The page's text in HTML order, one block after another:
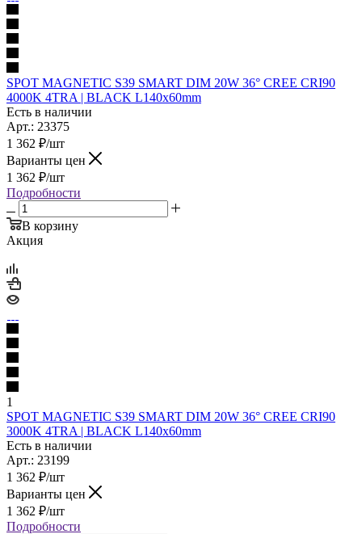
SPOT MAGNETIC S39 SMART DIM 20W 36° CREE CRI90
4000K 4TRA | BLACK L140x60mm
Есть в наличии
Арт.: 23375
1 362 ₽/шт
Варианты цен
1 362 ₽/шт
Подробности
В корзину
Акция
1
SPOT MAGNETIC S39 SMART DIM 20W 36° CREE CRI90
3000K 4TRA | BLACK L140x60mm
Есть в наличии
Арт.: 23199
1 362 ₽/шт
Варианты цен
1 362 ₽/шт
Подробности